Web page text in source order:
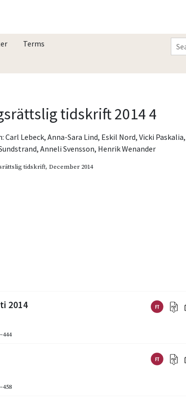
Terms
tidskrift 2014 4
Carl Lebeck,Anna-Sara Lind, Eskil Nord,Vicki Paskalia,
,Anneli Svensson, Henrik Wenander
tidskrift, December 2014
2014